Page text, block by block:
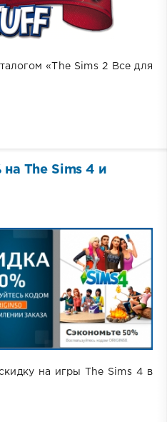
«The Sims 2 Все для
The Sims 4 и
на игры The Sims 4 в